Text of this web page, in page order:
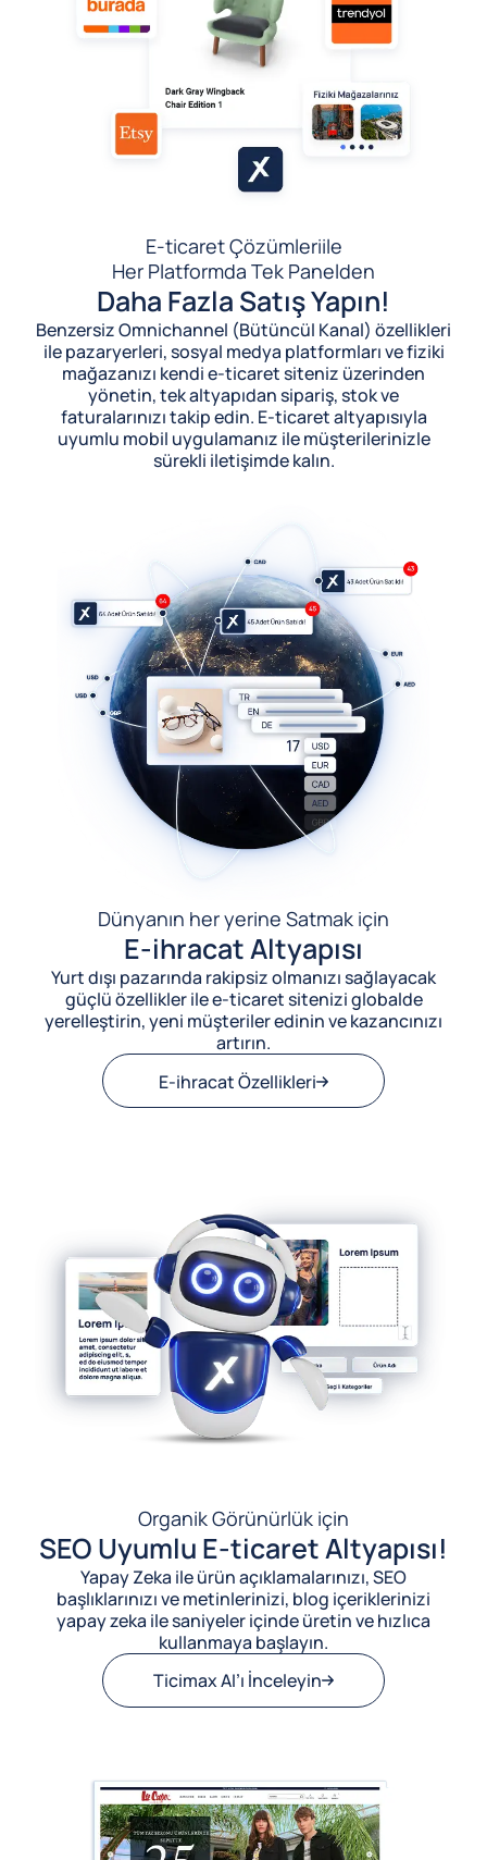
E-ticaret Çözümleriile
Her Platformda Tek Panelden
Daha Fazla Satış Yapın!
Benzersiz Omnichannel (Bütüncül Kanal) özellikleri
ile pazaryerleri, sosyal medya platformları ve fiziki
mağazanızı kendi e-ticaret siteniz üzerinden
yönetin, tek altyapıdan sipariş, stok ve
faturalarınızı takip edin. E-ticaret altyapısıyla
uyumlu mobil uygulamanız ile müşterilerinizle
sürekli iletişimde kalın.
Dünyanın her yerine Satmak için
E-ihracat Altyapısı
Yurt dışı pazarında rakipsiz olmanızı sağlayacak
güçlü özellikler ile e-ticaret sitenizi globalde
yerelleştirin, yeni müşteriler edinin ve kazancınızı
artırın.
E-ihracat Özellikleri
Organik Görünürlük için
SEO Uyumlu E-ticaret Altyapısı!
Yapay Zeka ile ürün açıklamalarınızı, SEO
başlıklarınızı ve metinlerinizi, blog içeriklerinizi
yapay zeka ile saniyeler içinde üretin ve hızlıca
kullanmaya başlayın.
Ticimax AI’ı İnceleyin